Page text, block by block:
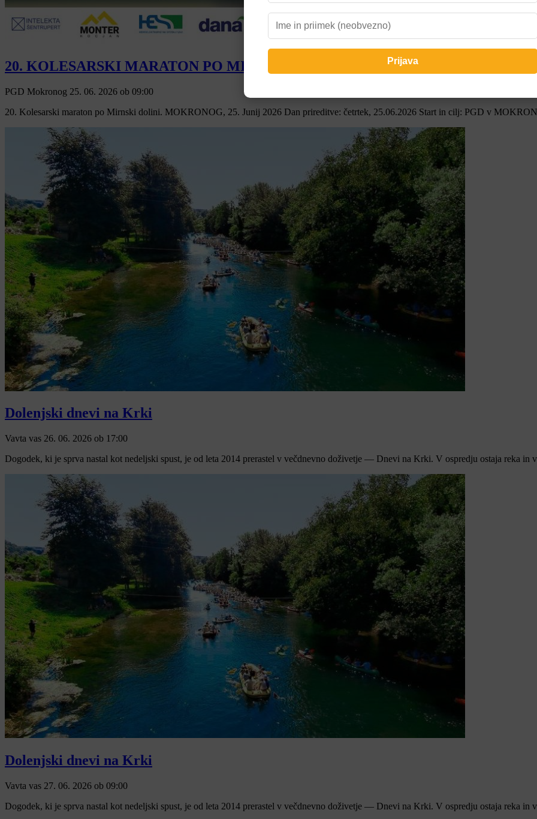
20. KOLESARSKI MARATON PO MIRNSKI DOLINI
PGD Mokronog 25. 06. 2026 ob 09:00
20. Kolesarski maraton po Mirnski dolini. MOKRONOG, 25. Junij 2026 Dan prireditve: četrtek, 25.06.2026 Start in cilj: PGD v
Dolenjski dnevi na Krki
Vavta vas 26. 06. 2026 ob 17:00
Dogodek, ki je sprva nastal kot nedeljski spust, je od leta 2014 prerastel v večdnevno doživetje — Dnevi na Krki. V ospredju ostaja reka in
Dolenjski dnevi na Krki
Vavta vas 27. 06. 2026 ob 09:00
Dogodek, ki je sprva nastal kot nedeljski spust, je od leta 2014 prerastel v večdnevno doživetje — Dnevi na Krki. V ospredju ostaja reka in